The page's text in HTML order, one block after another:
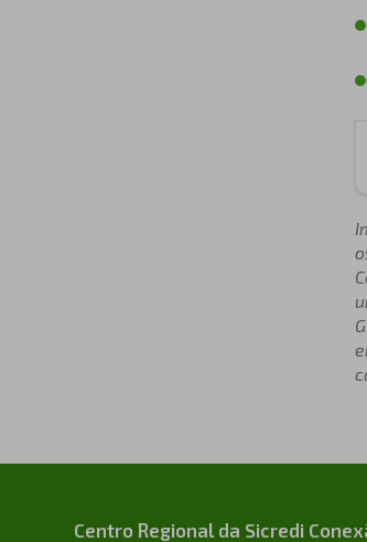
Centro Regional da Sicredi